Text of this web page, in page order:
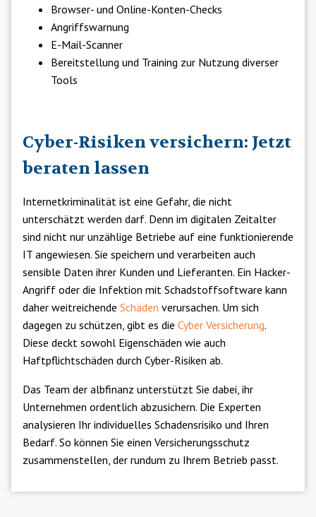
Browser- und Online-Konten-Checks
Angriffswarnung
E-Mail-Scanner
Bereitstellung und Training zur Nutzung diverser
Tools
Cyber-Risiken versichern: Jetzt
beraten lassen
Internetkriminalität ist eine Gefahr, die nicht
unterschätzt werden darf. Denn im digitalen Zeitalter
sind nicht nur unzählige Betriebe auf eine funktionierende
IT angewiesen. Sie speichern und verarbeiten auch
sensible Daten ihrer Kunden und Lieferanten. Ein Hacker-
Angriff oder die Infektion mit Schadstoffsoftware kann
daher weitreichende Schäden verursachen. Um sich
dagegen zu schützen, gibt es die Cyber Versicherung.
Diese deckt sowohl Eigenschäden wie auch
Haftpflichtschäden durch Cyber-Risiken ab.
Das Team der albfinanz unterstützt Sie dabei, ihr
Unternehmen ordentlich abzusichern. Die Experten
analysieren Ihr individuelles Schadensrisiko und Ihren
Bedarf. So können Sie einen Versicherungsschutz
zusammenstellen, der rundum zu Ihrem Betrieb passt.